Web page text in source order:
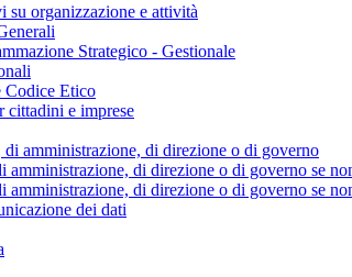
su organizzazione e attività
Strategico - Gestionale
Codice Etico
cittadini e imprese
amministrazione, di direzione o di governo
amministrazione, di direzione o di governo se
amministrazione, di direzione o di governo se
dei dati